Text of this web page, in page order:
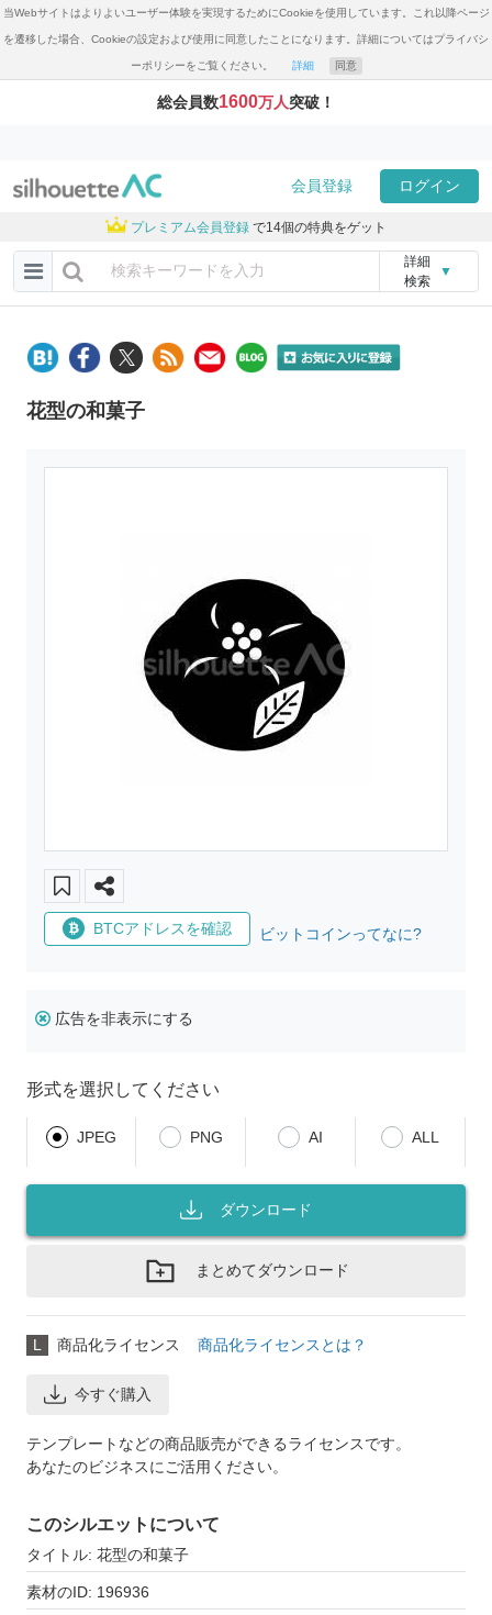
当Webサイトはよりよいユーザー体験を実現するためにCookieを使用しています。これ以降ページ
を遷移した場合、Cookieの設定および使用に同意したことになります。詳細についてはプライバシ
ーポリシーをご覧ください。 詳細 同意
総会員数1600万人突破！
会員登録 ログイン
プレミアム会員登録 で14個の特典をゲット
詳細
検索
▼
花型の和菓子
BTCアドレスを確認 ビットコインってなに?
広告を非表示にする
形式を選択してください
JPEG PNG AI ALL
ダウンロード
まとめてダウンロード
L 商品化ライセンス 商品化ライセンスとは？
今すぐ購入
テンプレートなどの商品販売ができるライセンスです。
あなたのビジネスにご活用ください。
このシルエットについて
タイトル: 花型の和菓子
素材のID: 196936